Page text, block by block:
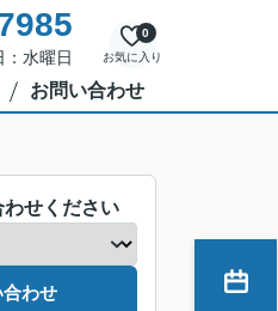
水曜日 お気に入り
0
お問い合わせ
せください
わせ